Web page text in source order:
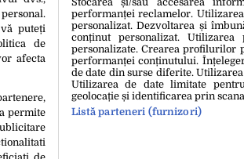
puteți
de
afecta
permite
performanței reclamelor.
personalizat. Dezvoltarea și
conținut personalizat.
personalizate. Crearea profilurilor
performanței conținutului.
de date din surse diferite.
Utilizarea de date limitate
geolocație și identificarea prin
Listă parteneri (furnizori)